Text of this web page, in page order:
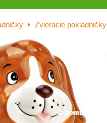
Zvieracie pokladničky